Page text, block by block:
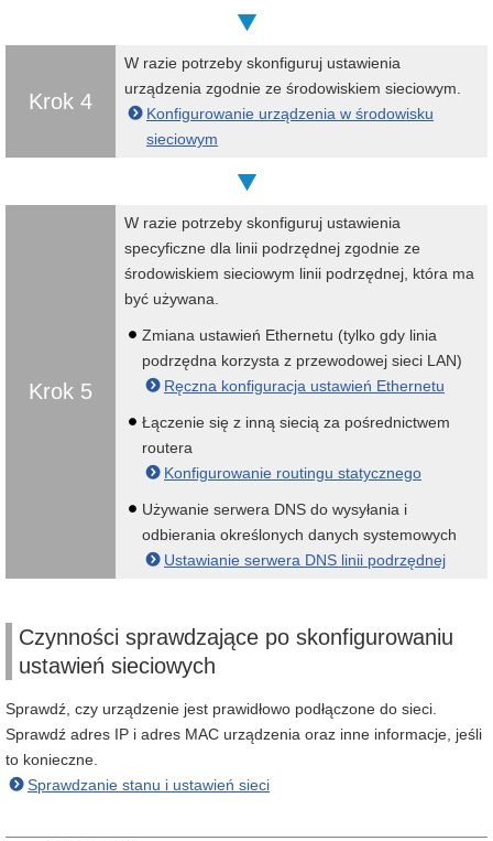
Krok 4
W razie potrzeby skonfiguruj ustawienia
urządzenia zgodnie ze środowiskiem sieciowym.
Konfigurowanie urządzenia w środowisku
sieciowym
Krok 5
W razie potrzeby skonfiguruj ustawienia
specyficzne dla linii podrzędnej zgodnie ze
środowiskiem sieciowym linii podrzędnej, która ma
być używana.
Zmiana ustawień Ethernetu (tylko gdy linia
podrzędna korzysta z przewodowej sieci LAN)
Ręczna konfiguracja ustawień Ethernetu
Łączenie się z inną siecią za pośrednictwem
routera
Konfigurowanie routingu statycznego
Używanie serwera DNS do wysyłania i
odbierania określonych danych systemowych
Ustawianie serwera DNS linii podrzędnej
Czynności sprawdzające po skonfigurowaniu
ustawień sieciowych
Sprawdź, czy urządzenie jest prawidłowo podłączone do sieci.
Sprawdź adres IP i adres MAC urządzenia oraz inne informacje, jeśli
to konieczne.
Sprawdzanie stanu i ustawień sieci